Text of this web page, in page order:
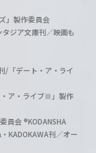
」製作委員会
ジア文庫刊／映画も
/「デート・ア・ライ
ア・ライブⅢ」製作
員会 ®KODANSHA
KADOKAWA刊／オー